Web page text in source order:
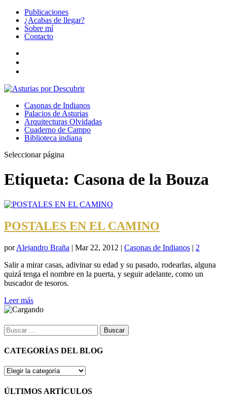
Publicaciones
¿Acabas de llegar?
Sobre mí
Contacto
Casonas de Indianos
Palacios de Asturias
Arquitecturas Olvidadas
Cuaderno de Campo
Biblioteca indiana
Seleccionar página
Etiqueta: Casona de la Bouza
POSTALES EN EL CAMINO
porAlejandro Braña | Mar 22, 2012 | Casonas de Indianos | 2
Salir a mirar casas, adivinar su edad y su pasado, rodearlas, alguna
quizá tenga el nombre en la puerta, y seguir adelante, como un
buscador de tesoros.
Leer más
Buscar:
CATEGORÍAS DEL BLOG
CATEGORÍAS
BLOG
ÚLTIMOS ARTÍCULOS